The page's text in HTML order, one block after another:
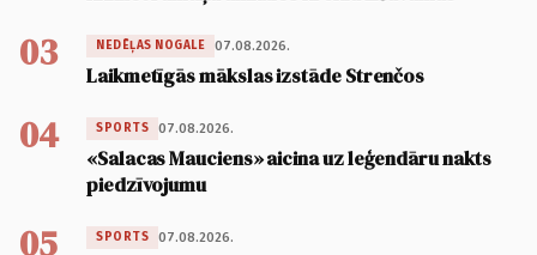
03 NEDĒĻAS NOGALE 07.08.2026.
Laikmetīgās mākslas izstāde Strenčos
04 SPORTS 07.08.2026.
«Salacas Mauciens» aicina uz leģendāru nakts
piedzīvojumu
05 SPORTS 07.08.2026.